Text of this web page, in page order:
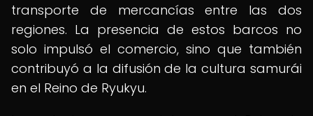
transporte de mercancías entre las dos
regiones. La presencia de estos barcos no
solo impulsó el comercio, sino que también
contribuyó a la difusión de la cultura samurái
en el Reino de Ryukyu.